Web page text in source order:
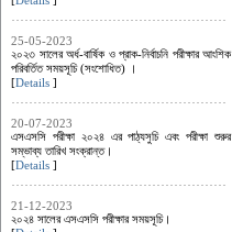
25-05-2023
২০২৩ সালের অর্ধ-বার্ষিক ও প্রাক-নির্বাচনি পরীক্ষার আংশিক
পরিবর্তিত সময়সূচি (সংশোধিত) ।
[Details ]
20-07-2023
এসএসসি পরীক্ষা ২০২৪ এর পাঠ্যসুচি এবং পরীক্ষা শুরুর
সম্ভাব্য তারিখ সংক্রান্ত।
[Details ]
21-12-2023
২০২৪ সালের এসএসসি পরীক্ষার সময়সূচি।